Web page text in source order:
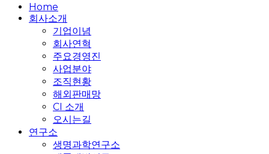
Close
Menu
Home
회사소개
기업이념
회사연혁
주요경영진
사업분야
조직현황
해외판매망
CI 소개
오시는길
연구소
생명과학연구소